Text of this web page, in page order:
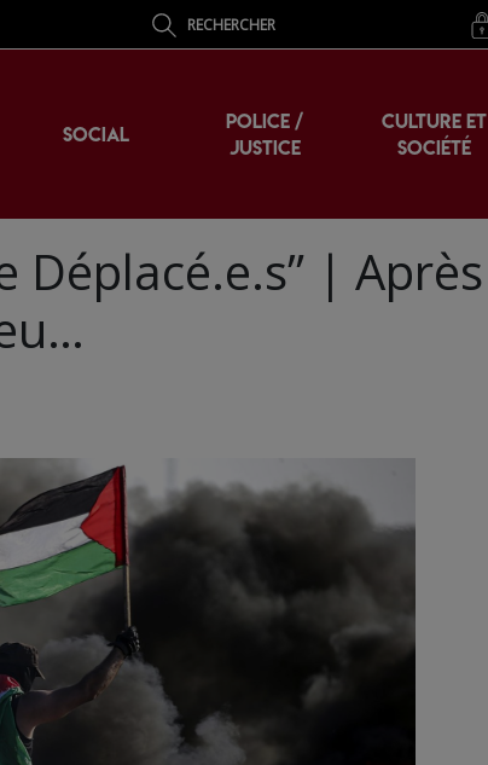
RECHERCHER
SOCIAL
POLICE /
JUSTICE
CULTURE ET
SOCIÉTÉ
Déplacé.e.s” | Après